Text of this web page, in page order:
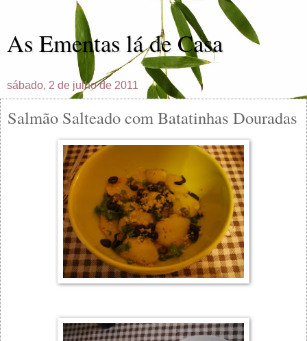
As Ementas lá de Casa
sábado, 2 de julho de 2011
Salmão Salteado com Batatinhas Douradas